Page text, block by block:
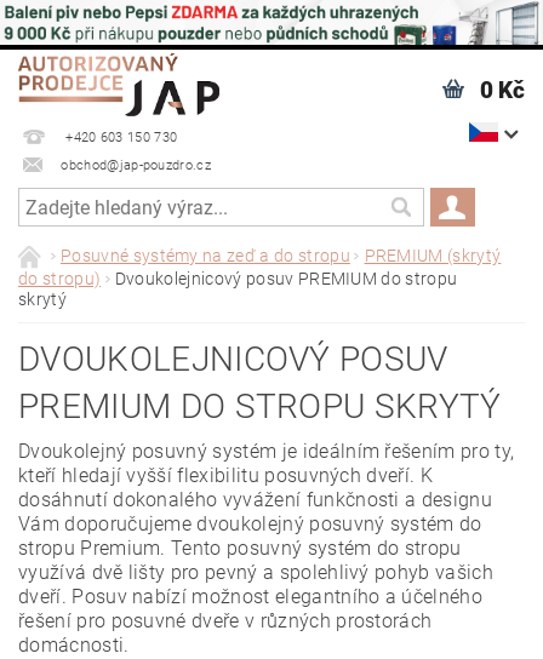
+420 603 150 730
obchod@jap-pouzdro.cz
0 Kč
Posuvné systémy na zeď a do stropu
PREMIUM (skrytý
do stropu)
Dvoukolejnicový posuv PREMIUM do stropu
skrytý
DVOUKOLEJNICOVÝ POSUV
PREMIUM DO STROPU SKRYTÝ
Dvoukolejný posuvný systém je ideálním řešením pro ty,
kteří hledají vyšší flexibilitu posuvných dveří. K
dosáhnutí dokonalého vyvážení funkčnosti a designu
Vám doporučujeme dvoukolejný posuvný systém do
stropu Premium. Tento posuvný systém do stropu
využívá dvě lišty pro pevný a spolehlivý pohyb vašich
dveří. Posuvnabízí možnost elegantního a účelného
řešení pro posuvné dveře v různých prostorách
domácnosti.